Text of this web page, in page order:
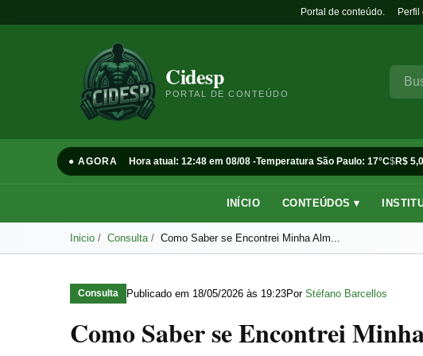
Portal de conteúdo. Perfil
Cidesp
PORTAL DE CONTEÚDO
● AGORA Hora atual: 12:48 em 08/08 -Temperatura São Paulo: 17°C$R$
INÍCIO CONTEÚDOS ▾
Inicio Consulta Como Saber se Encontrei Minha Alm...
Consulta Publicado em 18/05/2026 às 19:23Por Stéfano Barcellos
Como Saber se Encontrei